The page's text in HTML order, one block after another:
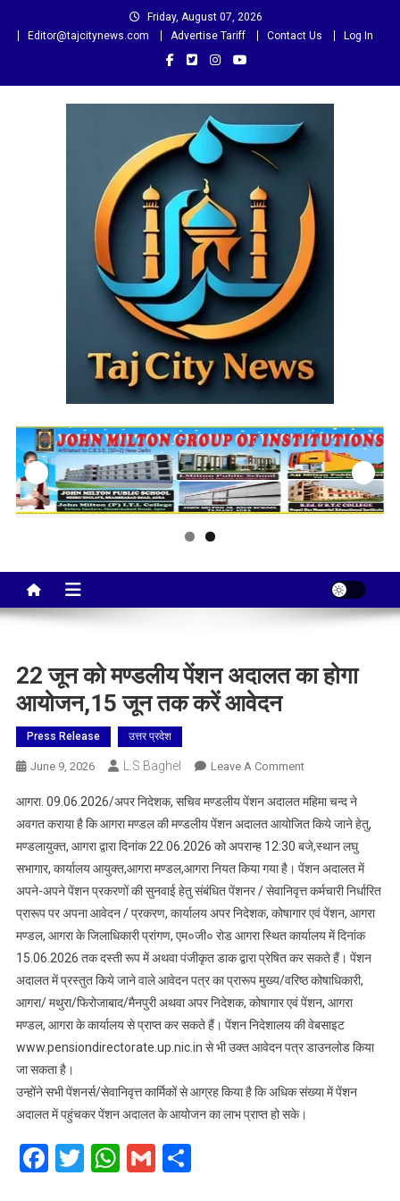
Friday, August 07, 2026
Editor@tajcitynews.com
Advertise Tariff Contact Us Log In
Taj City News
22 जून को मण्डलीय पेंशन अदालत का होगा
आयोजन,15 जून तक करें आवेदन
Press Release उत्तर प्रदेश
June 9, 2026 L.S Baghel Leave A CommentOn
जून
को
मण्डलीय
पेंशन
अदालत
का
होगा
आयोजन,15
आवेदन
आगरा. 09.06.2026/अपर निदेशक, सचिव मण्डलीय पेंशन अदालत महिमा चन्द ने
अवगत कराया है कि आगरा मण्डल की मण्डलीय पेंशन अदालत आयोजित किये जाने हेतु,
मण्डलायुक्त, आगरा द्वारा दिनांक 22.06.2026 को अपरान्ह 12:30 बजे,स्थान लघु
सभागार, कार्यालय आयुक्त,आगरा मण्डल,आगरा नियत किया गया है। पेंशन अदालत में
अपने-अपने पेंशन प्रकरणों की सुनवाई हेतु संबंधित पेंशनर / सेवानिवृत्त कर्मचारी निर्धारित
प्रारूप पर अपना आवेदन / प्रकरण, कार्यालय अपर निदेशक, कोषागार एवं पेंशन, आगरा
मण्डल, आगरा के जिलाधिकारी प्रांगण, एम०जी० रोड आगरा स्थित कार्यालय में दिनांक
15.06.2026 तक दस्ती रूप में अथवा पंजीकृत डाक द्वारा प्रेषित कर सकते हैं। पेंशन
अदालत में प्रस्तुत किये जाने वाले आवेदन पत्र का प्रारूप मुख्य/वरिष्ठ कोषाधिकारी,
आगरा/ मथुरा/फिरोजाबाद/मैनपुरी अथवा अपर निदेशक, कोषागार एवं पेंशन, आगरा
मण्डल, आगरा के कार्यालय से प्राप्त कर सकते हैं। पेंशन निदेशालय की वेबसाइट
www.pensiondirectorate.up.nic.in से भी उक्त आवेदन पत्र डाउनलोड किया
जा सकता है।
उन्होंने सभी पेंशनर्स/सेवानिवृत्त कार्मिकों से आग्रह किया है कि अधिक संख्या में पेंशन
अदालत में पहुंचकर पेंशन अदालत के आयोजन का लाभ प्राप्त हो सके।
Facebook
Twitter
WhatsApp
GmailShare